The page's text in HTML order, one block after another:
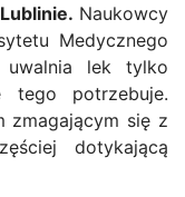
Naukowcy
Medycznego
lek tylko
tego potrzebuje.
zmagającym się z
dotykającą